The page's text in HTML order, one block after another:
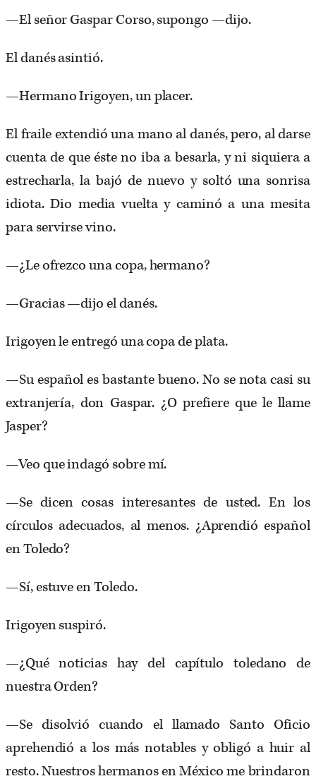
—El señor Gaspar Corso, supongo —dijo.
El danés asintió.
—Hermano Irigoyen, un placer.
El fraile extendió una mano al danés, pero, al darse
cuenta de que éste no iba a besarla, y ni siquiera a
estrecharla, la bajó de nuevo y soltó una sonrisa
idiota. Dio media vuelta y caminó a una mesita
para servirse vino.
—¿Le ofrezco una copa, hermano?
—Gracias —dijo el danés.
Irigoyen le entregó una copa de plata.
—Su español es bastante bueno. No se nota casi su
extranjería, don Gaspar. ¿O prefiere que le llame
Jasper?
—Veo que indagó sobre mí.
—Se dicen cosas interesantes de usted. En los
círculos adecuados, al menos. ¿Aprendió español
en Toledo?
—Sí, estuve en Toledo.
Irigoyen suspiró.
—¿Qué noticias hay del capítulo toledano de
nuestra Orden?
—Se disolvió cuando el llamado Santo Oficio
aprehendió a los más notables y obligó a huir al
resto. Nuestros hermanos en México me brindaron